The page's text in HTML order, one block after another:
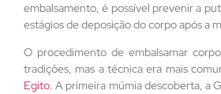
embalsamento, é possível prevenir a
estágios de deposição do corpo após a
O procedimento de embalsamar
tradições, mas a técnica era mais
Egito. A primeira múmia descoberta, a